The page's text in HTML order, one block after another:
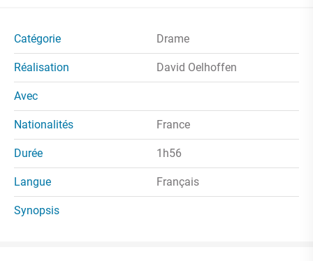
Catégorie Drame
Réalisation David Oelhoffen
Avec
Nationalités France
Durée 1h56
Langue Français
Synopsis